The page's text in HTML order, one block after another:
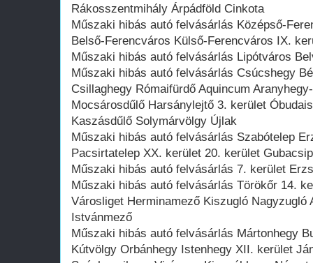
Rákosszentmihály Árpádföld Cinkota
Műszaki hibás autó felvásárlás Középső-
Belső-Ferencváros Külső-Ferencváros IX.
Műszaki hibás autó felvásárlás Lipótváros
Műszaki hibás autó felvásárlás Csúcshegy
Csillaghegy Rómaifürdő Aquincum
Mocsárosdűlő Harsánylejtő 3. kerület
Kaszásdűlő Solymárvölgy Újlak
Műszaki hibás autó felvásárlás Szabótelep
Pacsirtatelep XX. kerület 20. kerület
Műszaki hibás autó felvásárlás 7. kerület
Műszaki hibás autó felvásárlás Törökőr 14.
Városliget Herminamező Kiszugló Nagyzugló
Istvánmező
Műszaki hibás autó felvásárlás Mártonhegy
Kútvölgy Orbánhegy Istenhegy XII. kerület